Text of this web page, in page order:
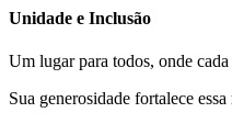
Unidade e Inclusão
Um lugar para todos, onde
Sua generosidade fortalece